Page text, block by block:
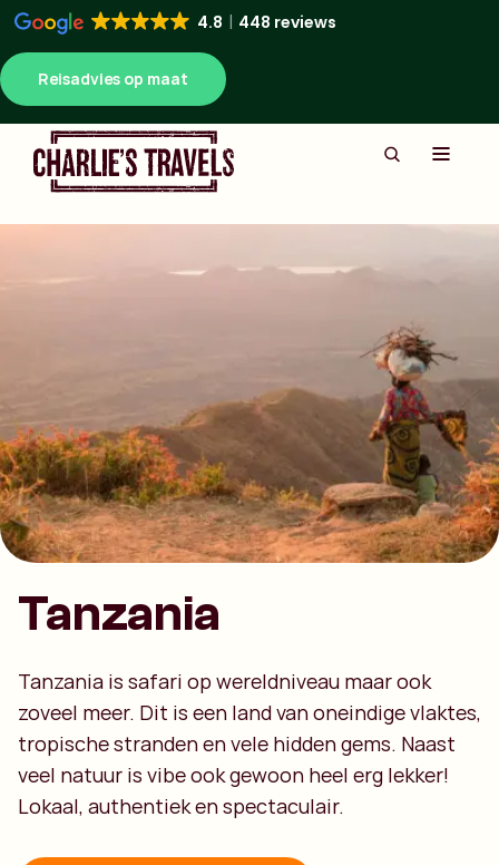
4.8 448 reviews
Reisadvies op maat
Tanzania
Tanzania is safari op wereldniveau maar ook
zoveel meer. Dit is een land van oneindige vlaktes,
tropische stranden en vele hidden gems. Naast
veel natuur is vibe ook gewoon heel erg lekker!
Lokaal, authentiek en spectaculair.